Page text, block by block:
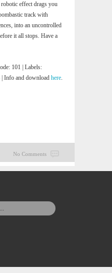
effect drags you
track with
into an uncontrolled
it all stops. Have a
101 | Labels:
Info and download here.
No Comments